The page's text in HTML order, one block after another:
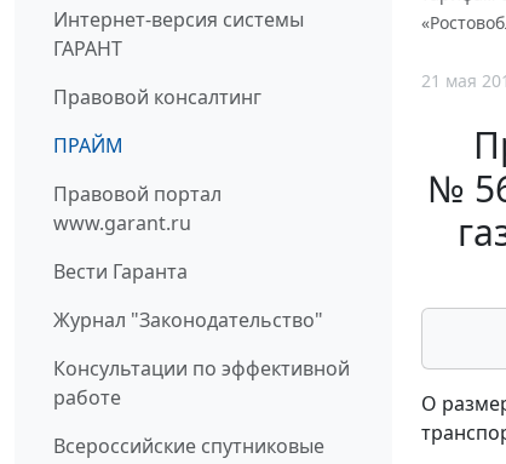
Интернет-версия системы
ГАРАНТ
Правовой консалтинг
ПРАЙМ
Правовой портал
www.garant.ru
Вести Гаранта
Журнал "Законодательство"
Консультации по эффективной
работе
Всероссийские спутниковые
21 мая
№
О